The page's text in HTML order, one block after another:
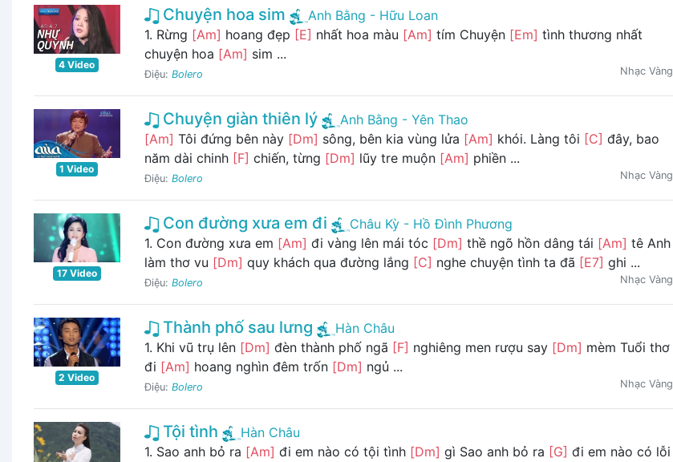
4 Video
Chuyện hoa sim
Anh Bằng - Hữu Loan
1. Rừng [Am] hoang đẹp [E] nhất hoa màu [Am] tím Chuyện [Em] tình thương nhất
chuyện hoa [Am] sim ...
Điệu: Bolero Nhạc Vàng
1 Video
Chuyện giàn thiên lý
Anh Bằng - Yên Thao
[Am] Tôi đứng bên này [Dm] sông, bên kia vùng lửa [Am] khói. Làng tôi [C] đây, bao
năm dài chinh [F] chiến, từng [Dm] lũy tre muộn [Am] phiền ...
Điệu: Bolero Nhạc Vàng
17 Video
Con đường xưa em đi
Châu Kỳ - Hồ Đình Phương
1. Con đường xưa em [Am] đi vàng lên mái tóc [Dm] thề ngõ hồn dâng tái [Am] tê Anh
làm thơ vu [Dm] quy khách qua đường lắng [C] nghe chuyện tình ta đã [E7] ghi ...
Điệu: Bolero Nhạc Vàng
2 Video
Thành phố sau lưng
Hàn Châu
1. Khi vũ trụ lên [Dm] đèn thành phố ngã [F] nghiêng men rượu say [Dm] mèm Tuổi thơ
đi [Am] hoang nghìn đêm trốn [Dm] ngủ ...
Điệu: Bolero Nhạc Vàng
Tội tình
Hàn Châu
1. Sao anh bỏ ra [Am] đi em nào có tội tình [Dm] gì Sao anh bỏ ra [G] đi em nào có lỗi